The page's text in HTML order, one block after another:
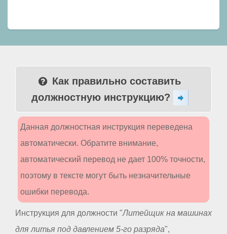
Как правильно составить
должностную инструкцию?
Данная должностная инструкция переведена
автоматически. Обратите внимание,
автоматический перевод не дает 100% точности,
поэтому в тексте могут быть незначительные
ошибки перевода.
Инструкция для должности "Литейщик на машинах
для литья под давлением 5-го разряда",